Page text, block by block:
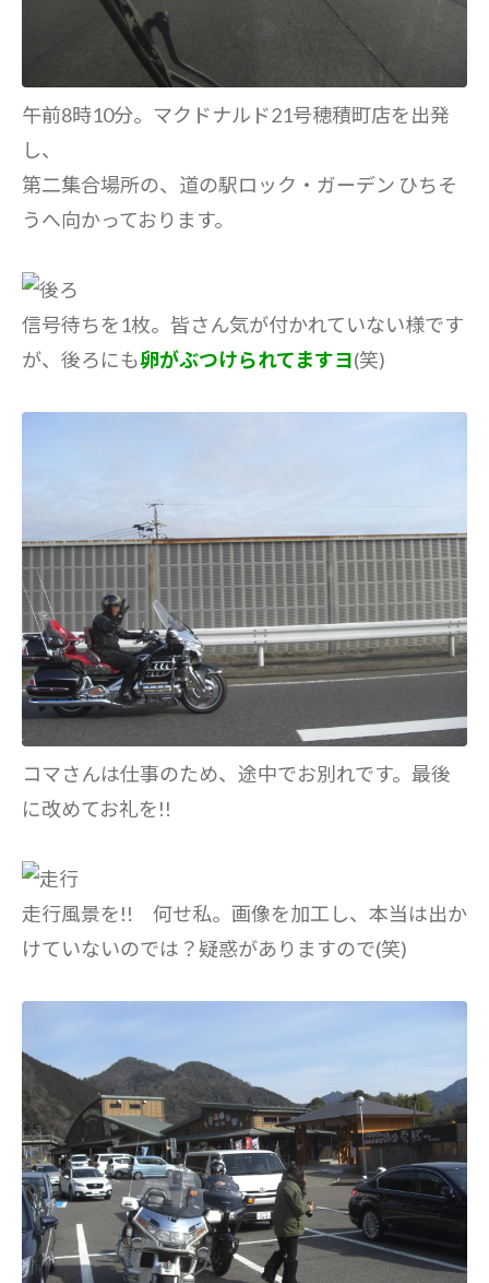
午前8時10分。マクドナルド21号穂積町店を出発
し、
第二集合場所の、道の駅ロック・ガーデン ひちそ
うへ向かっております。
信号待ちを1枚。皆さん気が付かれていない様です
が、後ろにも卵がぶつけられてますヨ(笑)
コマさんは仕事のため、途中でお別れです。最後
に改めてお礼を!!
走行風景を!! 何せ私。画像を加工し、本当は出か
けていないのでは？疑惑がありますので(笑)